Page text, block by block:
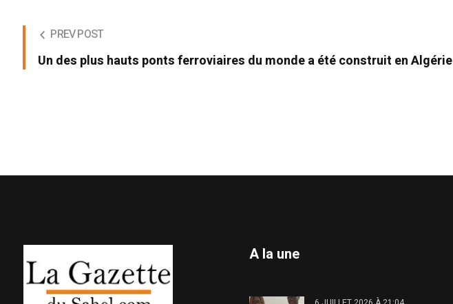
PREV POST
Un des plus hauts ponts ferroviaires du monde a été construit en Algérie
A la une